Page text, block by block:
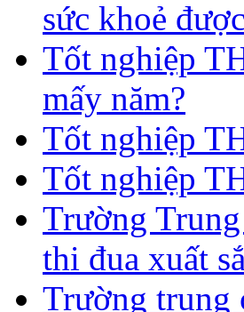
sức khoẻ
Tốt nghiệp
mấy năm?
Tốt nghiệp
Tốt nghiệp
Trường
thi đua xuất
Trường trung